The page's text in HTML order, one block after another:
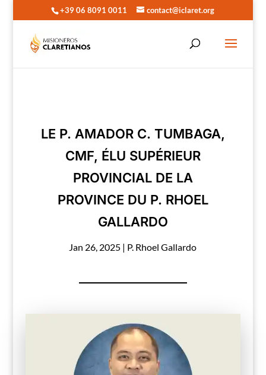
+39 06 8091 0011 contact@iclaret.org
LE P. AMADOR C. TUMBAGA,
CMF, ÉLU SUPÉRIEUR
PROVINCIAL DE LA
PROVINCE DU P. RHOEL
GALLARDO
Jan 26, 2025 | P. Rhoel Gallardo